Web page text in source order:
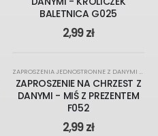
BALETNICA G025
2,99zł
,NA CHRZEST,ZAPROSZENIA ZAPROSZENIA JEDNOSTRONNE Z DANYMI UROCZYSTOŚCI
ZAPROSZENIE NA CHRZEST Z
DANYMI - MIŚ Z PREZENTEM
F052
2,99zł